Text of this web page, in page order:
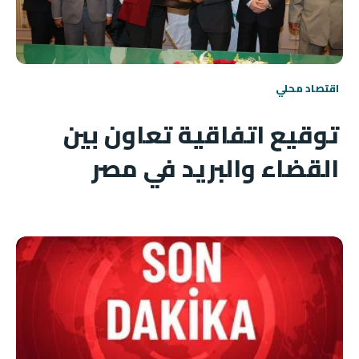
اقتصاد محلي
توقيع اتفاقية تعاون بين
القضاء والبريد في مصر